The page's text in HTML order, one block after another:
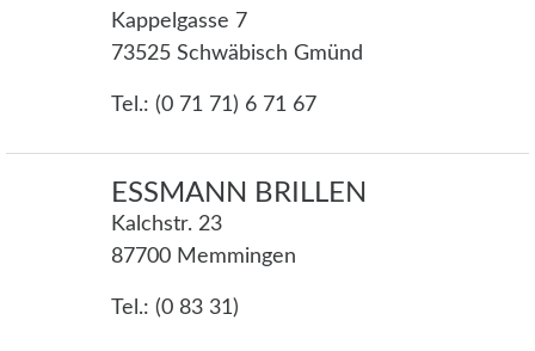
Kappelgasse 7
73525 Schwäbisch Gmünd
Tel.: (0 71 71) 6 71 67
ESSMANN BRILLEN
Kalchstr. 23
87700 Memmingen
Tel.: (0 83 31)